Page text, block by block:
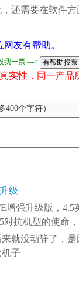
还需要在软件
网友有帮助。
我一票 --->
实性，同一产
个字符）
级
增强升级版，4.5
对抗机型的使命
就没动静了，
子